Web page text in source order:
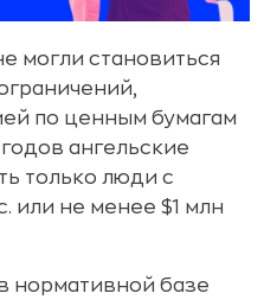
могли становиться
по ценным бумагам
ангельские
только люди с
или не менее $1 млн
нормативной базе